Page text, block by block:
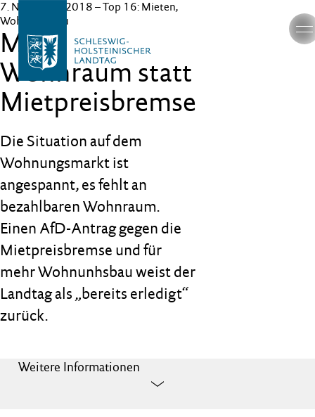
7. November 2018 – Top 16: Mieten,
Wohnungsbau
Mehr
Wohnraum statt
Mietpreisbremse
Die Situation auf dem
Wohnungsmarkt ist
angespannt, es fehlt an
bezahlbaren Wohnraum.
Einen AfD-Antrag gegen die
Mietpreisbremse und für
mehr Wohnunhsbau weist der
Landtag als „bereits erledigt“
zurück.
Weitere Informationen